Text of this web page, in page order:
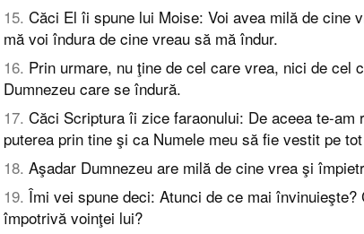
15. Căci El îi spune lui Moise: Voi avea milă de cine
mă voi îndura de cine vreau să mă îndur.
16. Prin urmare, nu ţine de cel care vrea, nici de cel
Dumnezeu care se îndură.
17. Căci Scriptura îi zice faraonului: De aceea te-am
puterea prin tine şi ca Numele meu să fie vestit pe
18. Aşadar Dumnezeu are milă de cine vrea şi
19. Îmi vei spune deci: Atunci de ce mai
împotrivă voinţei lui?